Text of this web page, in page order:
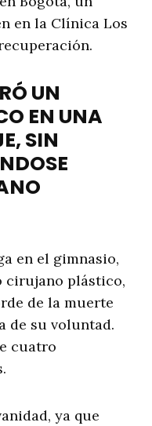
en la Clínica Los
UN
EN UNA
SIN
en el gimnasio,
cirujano plástico,
de la muerte
de su voluntad.
cuatro
ya que